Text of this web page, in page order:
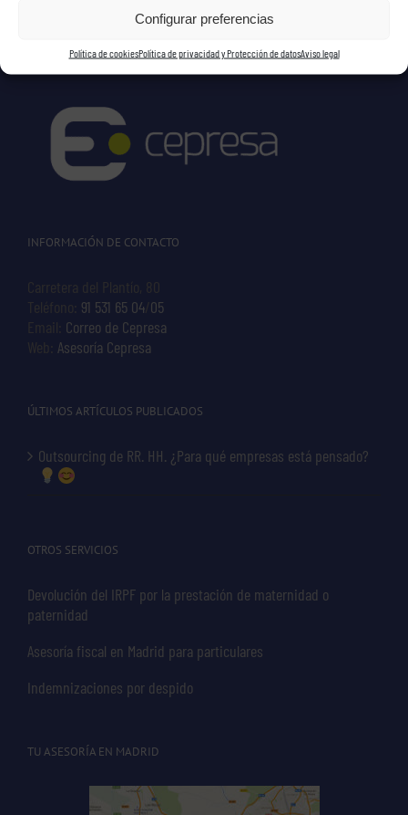
Configurar preferencias
Política de cookiesPolítica de privacidad y Protección de datosAviso legal
INFORMACIÓN DE CONTACTO
Carretera del Plantío, 80
Teléfono: 91 531 65 04 05
Email: Correo de Cepresa
Web: Asesoría Cepresa
ÚLTIMOS ARTÍCULOS PUBLICADOS
Outsourcing de RR. HH. ¿Para qué empresas está pensado?
OTROS SERVICIOS
Devolución del IRPF por la prestación de maternidad o
paternidad
Asesoría fiscal en Madrid para particulares
Indemnizaciones por despido
TU ASESORÍA EN MADRID